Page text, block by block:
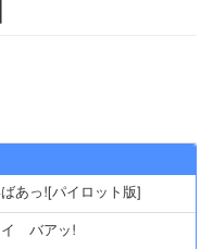
あっ![パイロット版]
バアッ!